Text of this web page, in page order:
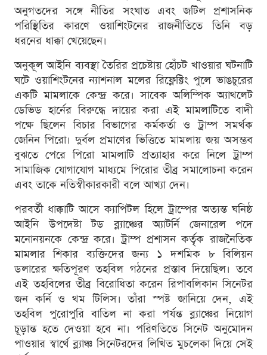
অনুগতদের সঙ্গে নীতির সংঘাত এবং জটিল প্রশাসনিক
পরিস্থিতির কারণে ওয়াশিংটনের রাজনীতিতে তিনি বড়
ধরনের ধাক্কা খেয়েছেন।
অনুকূল আইনি ব্যবস্থা তৈরির প্রচেষ্টায় হোঁচট খাওয়ার ঘটনাটি
ঘটে ওয়াশিংটনের ন্যাশনাল মলের রিফ্লেক্টিং পুলে ভাঙচুরের
একটি মামলাকে কেন্দ্র করে। সাবেক অলিম্পিক অ্যাথলেট
ডেভিড হার্নের বিরুদ্ধে দায়ের করা এই মামলাটিতে বাদী
পক্ষে ছিলেন বিচার বিভাগের কর্মকর্তা ও ট্রাম্প সমর্থক
জেনিন পিরো। দুর্বল প্রমাণের ভিত্তিতে মামলায় জয় অসম্ভব
বুঝতে পেরে পিরো মামলাটি প্রত্যাহার করে নিলে ট্রাম্প
সামাজিক যোগাযোগ মাধ্যমে পিরোর তীব্র সমালোচনা করেন
এবং তাকে নতিস্বীকারকারী বলে আখ্যা দেন।
পরবর্তী ধাক্কাটি আসে ক্যাপিটল হিলে ট্রাম্পের অত্যন্ত ঘনিষ্ঠ
আইনি উপদেষ্টা টড ব্ল্যাঞ্চের অ্যাটর্নি জেনারেল পদে
মনোনয়নকে কেন্দ্র করে। ট্রাম্প প্রশাসন কর্তৃক রাজনৈতিক
মামলার শিকার ব্যক্তিদের জন্য ১ দশমিক ৮ বিলিয়ন
ডলারের ক্ষতিপূরণ তহবিল গঠনের প্রস্তাব দিয়েছিল। তবে
এই তহবিলের তীব্র বিরোধিতা করেন রিপাবলিকান সিনেটর
জন কর্নি ও থম টিলিস। তাঁরা স্পষ্ট জানিয়ে দেন, এই
তহবিল পুরোপুরি বাতিল না করা পর্যন্ত ব্ল্যাঞ্চের নিয়োগ
চূড়ান্ত হতে দেওয়া হবে না। পরিণতিতে সিনেট অনুমোদন
পাওয়ার স্বার্থে ব্ল্যাঞ্চ সিনেটরদের লিখিত মুচলেকা দিয়ে সেই